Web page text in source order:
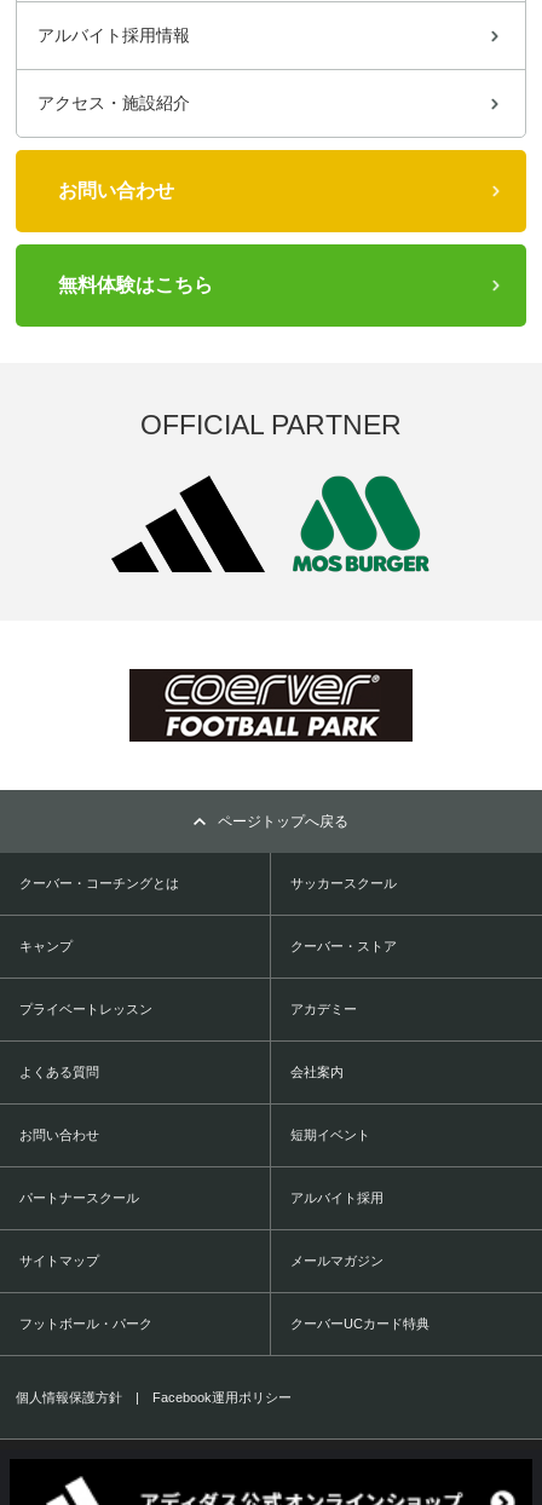
アルバイト採用情報
アクセス・施設紹介
お問い合わせ
無料体験はこちら
OFFICIAL PARTNER
ページトップへ戻る
クーバー・コーチングとは サッカースクール
キャンプ クーバー・ストア
プライベートレッスン アカデミー
よくある質問 会社案内
お問い合わせ 短期イベント
パートナースクール アルバイト採用
サイトマップ メールマガジン
フットボール・パーク クーバーUCカード特典
個人情報保護方針 Facebook運用ポリシー
1999-2016 All Rights Reserved.